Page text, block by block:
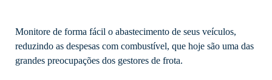
Monitore de forma fácil o abastecimento de seus veículos,
reduzindo as despesas com combustível, que hoje são uma das
grandes preocupações dos gestores de frota.